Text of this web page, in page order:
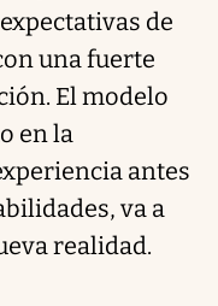
de
una fuerte
El modelo
en la
antes
va a
realidad.